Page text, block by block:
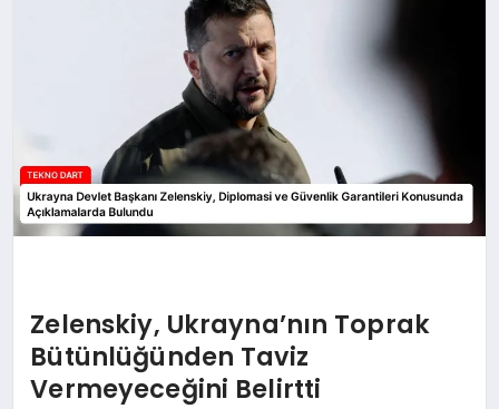
Zelenskiy, Ukrayna’nın Toprak
Bütünlüğünden Taviz
Vermeyeceğini Belirtti